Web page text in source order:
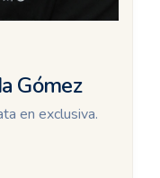
Gómez
en exclusiva.